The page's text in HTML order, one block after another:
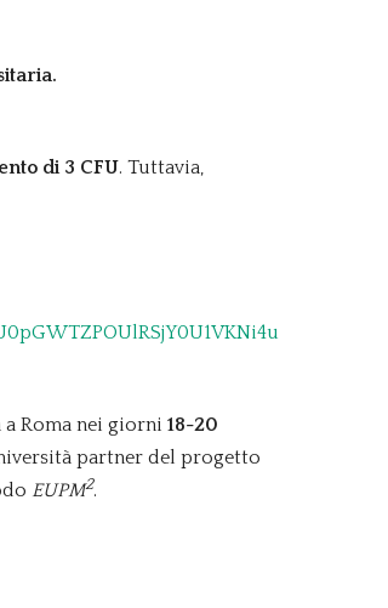
di 3 CFU. Tuttavia,
a Roma nei giorni 18-20
partner del progetto
EUPM2.